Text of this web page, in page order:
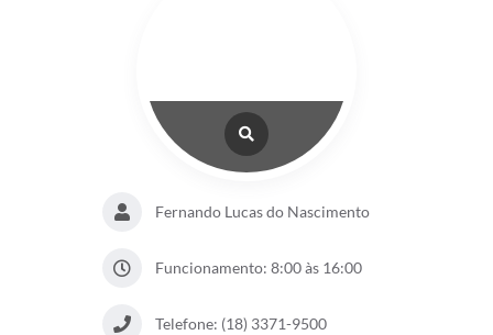
Fernando Lucas do Nascimento
Funcionamento: 8:00 às 16:00
Telefone: (18) 3371-9500